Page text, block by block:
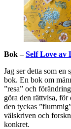
Bok –Self Love av
Jag ser detta som
bok. En bok om
”resa” och
göra den rättvisa,
den tyckas
välskriven och
konkret.